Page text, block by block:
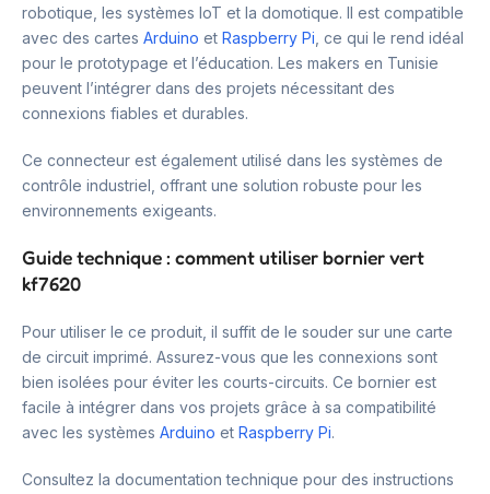
robotique, les systèmes IoT et la domotique. Il est compatible
avec des cartes Arduino et Raspberry Pi , ce qui le rend idéal
pour le prototypage et l’éducation. Les makers en Tunisie
peuvent l’intégrer dans des projets nécessitant des
connexions fiables et durables.
Ce connecteur est également utilisé dans les systèmes de
contrôle industriel, offrant une solution robuste pour les
environnements exigeants.
Guide technique : comment utiliser bornier vert
kf7620
Pour utiliser le ce produit, il suffit de le souder sur une carte
de circuit imprimé. Assurez-vous que les connexions sont
bien isolées pour éviter les courts-circuits. Ce bornier est
facile à intégrer dans vos projets grâce à sa compatibilité
avec les systèmes Arduino et Raspberry Pi.
Consultez la documentation technique pour des instructions